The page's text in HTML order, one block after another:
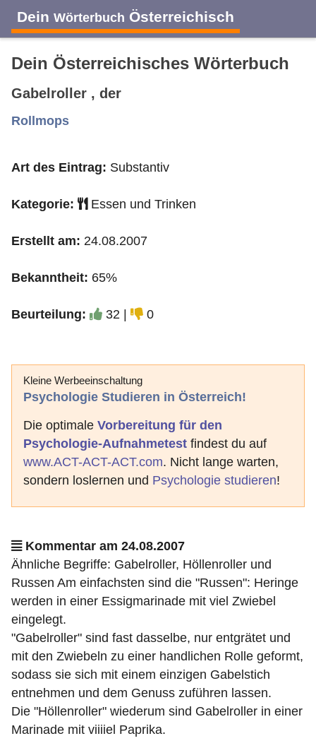
Dein Wörterbuch Österreichisch
A B
J K L M N
Dein Österreichisches Wörterbuch
Gabelroller , der
Rollmops
Art des Eintrag: Substantiv
Kategorie: Essen und Trinken
Erstellt am: 24.08.2007
Bekanntheit: 65%
Beurteilung: 32 | 0
Kleine Werbeeinschaltung
Psychologie Studieren in Österreich!
Die optimale Vorbereitung für den
Psychologie-Aufnahmetest findest du auf
www.ACT-ACT-ACT.com. Nicht lange warten,
sondern loslernen und Psychologie studieren!
Kommentar am 24.08.2007
Ähnliche Begriffe: Gabelroller, Höllenroller und
Russen Am einfachsten sind die "Russen": Heringe
werden in einer Essigmarinade mit viel Zwiebel
eingelegt.
"Gabelroller" sind fast dasselbe, nur entgrätet und
mit den Zwiebeln zu einer handlichen Rolle geformt,
sodass sie sich mit einem einzigen Gabelstich
entnehmen und dem Genuss zuführen lassen.
Die "Höllenroller" wiederum sind Gabelroller in einer
Marinade mit viiiiel Paprika.